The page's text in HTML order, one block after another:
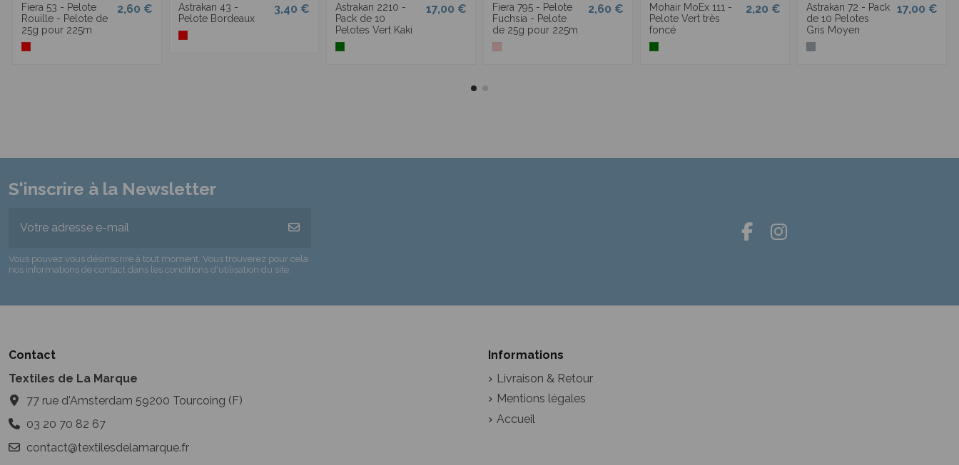
Fiera 53 - Pelote
Rouille - Pelote de
25g pour 225m
2,60 €
Astrakan 43 -
Pelote Bordeaux
3,40 €
Astrakan 2210 -
Pack de 10
Pelotes Vert Kaki
17,00 €
Fiera 795 - Pelote
Fuchsia - Pelote
de 25g pour 225m
2,60 €
Mohair MoEx 111 -
Pelote Vert très
foncé
2,20 €
Astrakan 72 - Pack
de 10 Pelotes
Gris Moyen
17,00 €
S'inscrire à la Newsletter
Vous pouvez vous désinscrire à tout moment. Vous trouverez pour cela
nos informations de contact dans les conditions d'utilisation du site.
Contact
Textiles de La Marque
77 rue d'Amsterdam 59200 Tourcoing (F)
03 20 70 82 67
contact@textilesdelamarque.fr
Informations
Livraison & Retour
Mentions légales
Accueil